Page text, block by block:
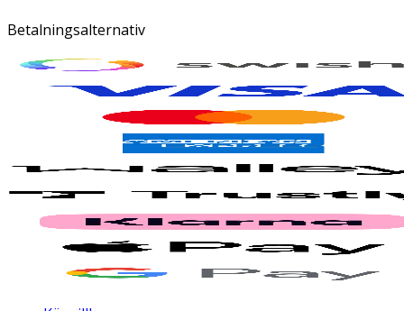
Betalningsalternativ